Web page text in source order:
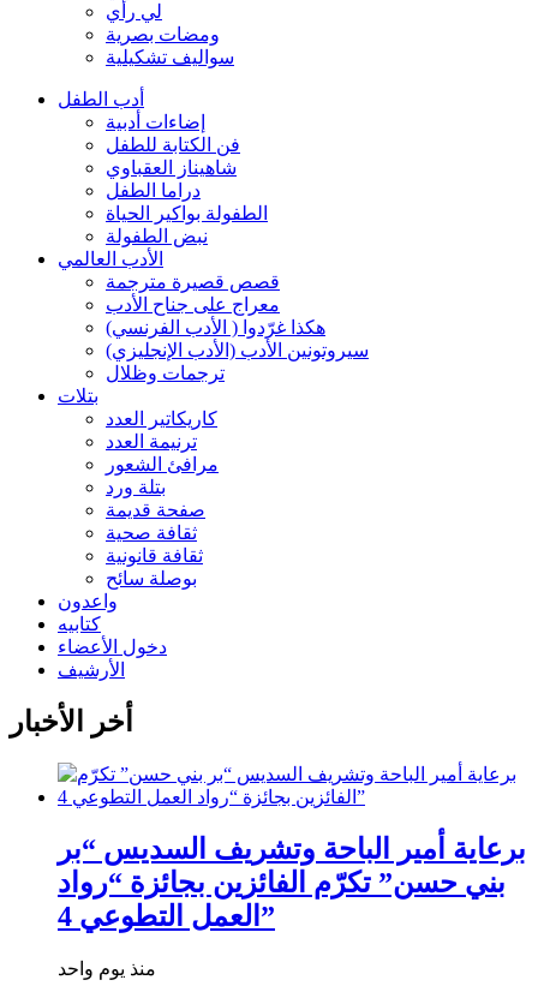
لي رأي
ومضات بصرية
سواليف تشكيلية
أدب الطفل
إضاءات أدبية
فن الكتابة للطفل
شاهيناز العقباوي
دراما الطفل
الطفولة بواكير الحياة
نبض الطفولة
الأدب العالمي
قصص قصيرة مترجمة
معراج على جناح الأدب
هكذا غرّدوا ( الأدب الفرنسي)
سيروتونين الأدب (الأدب الإنجليزي)
ترجمات وظلال
بتلات
كاريكاتير العدد
ترنيمة العدد
مرافئ الشعور
بتلة ورد
صفحة قديمة
ثقافة صحية
ثقافة قانونية
بوصلة سائح
واعدون
كتابيه
دخول الأعضاء
الأرشيف
أخر الأخبار
برعاية أمير الباحة وتشريف السديس “بر
بني حسن” تكرّم الفائزين بجائزة “رواد
العمل التطوعي 4”
منذ يوم واحد